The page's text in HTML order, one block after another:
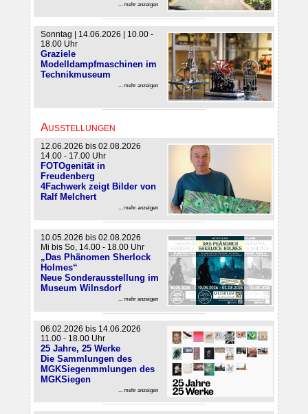
... mehr anzeigen
Sonntag | 14.06.2026 | 10.00 -
18.00 Uhr
Graziele
Modelldampfmaschinen im
Technikmuseum
... mehr anzeigen
Ausstellungen
12.06.2026 bis 02.08.2026
14.00 - 17.00 Uhr
FOTOgenität in
Freudenberg
4Fachwerk zeigt Bilder von
Ralf Melchert
... mehr anzeigen
10.05.2026 bis 02.08.2026
Mi bis So, 14.00 - 18.00 Uhr
„Das Phänomen Sherlock
Holmes“
Neue Sonderausstellung im
Museum Wilnsdorf
... mehr anzeigen
06.02.2026 bis 14.06.2026
11.00 - 18.00 Uhr
25 Jahre, 25 Werke
Die Sammlungen des
MGKSiegenmmlungen des
MGKSiegen
... mehr anzeigen